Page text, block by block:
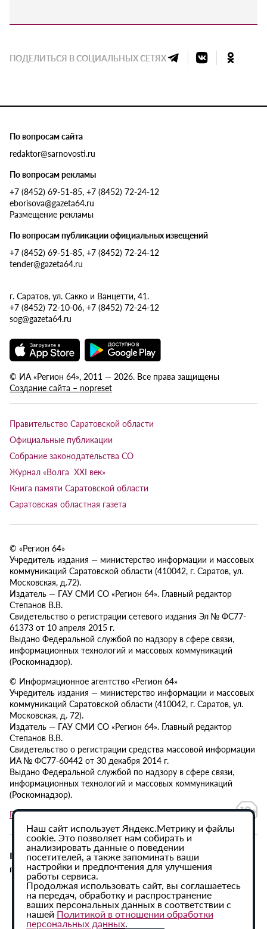
ПОДЕЛИТЬСЯ В СОЦИАЛЬНЫХ СЕТЯХ
По вопросам сайта
redaktor@sarnovosti.ru
По вопросам рекламы
+7 (8452) 69-51-85, +7 (8452) 72-24-12
eborisova@gazeta64.ru
Размещение рекламы
По вопросам публикации официальных извещений
+7 (8452) 69-51-85, +7 (8452) 72-24-12
tender@gazeta64.ru
г. Саратов, ул. Сакко и Ванцетти, 41.
+7 (8452) 72-10-06, +7 (8452) 72-24-12
sog@gazeta64.ru
© ИА «Регион 64», 2011 — 2026. Все права защищены
Создание сайта – nopreset
Правительство Саратовской области
Официальные публикации
Собрание законодательства СО
Журнал «Волга XXI век»
Книга памяти Саратовской области
Саратовская областная газета
© «Регион 64»
Учредитель издания — министерство информации и массовых
коммуникаций Саратовской области (410042, г. Саратов, ул.
Московская, д.72).
Издатель — ГАУ СМИ СО «Регион 64». Главный редактор
Степанов В.В.
Свидетельство о регистрации сетевого издания Эл № ФС77-
61373 от 10 апреля 2015 г.
Выдано Федеральной службой по надзору в сфере связи,
информационных технологий и массовых коммуникаций
(Роскомнадзор).
© Информационное агентство «Регион 64»
Учредитель издания — министерство информации и массовых
коммуникаций Саратовской области (410042, г. Саратов, ул.
Московская, д. 72).
Издатель — ГАУ СМИ СО «Регион 64». Главный редактор
Степанов В.В.
Свидетельство о регистрации средства массовой информации
ИА № ФС77-60442 от 30 декабря 2014 г.
Выдано Федеральной службой по надзору в сфере связи,
информационных технологий и массовых коммуникаций
(Роскомнадзор).
Политика в отношении обработки персональных данных
При использовании материалов сайта активная
гиперссылка на ИА «Регион 64» обязательна.
Наш сайт использует Яндекс.Метрику и файлы
cookie. Это позволяет нам собирать и
анализировать данные о поведении
посетителей, а также запоминать ваши
настройки и предпочтения для улучшения
работы сервиса.
Продолжая использовать сайт, вы соглашаетесь
на передач, обработку и распространение
ваших персональных данных в соответствии с
нашей Политикой в отношении обработки
персональных данных.